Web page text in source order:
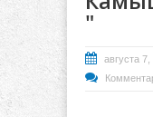
"
августа